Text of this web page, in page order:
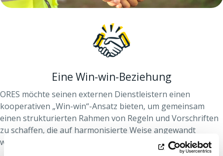
Eine Win-win-Beziehung
ORES möchte seinen externen Dienstleistern einen
kooperativen „Win-win“-Ansatz bieten, um gemeinsam
einen strukturierten Rahmen von Regeln und Vorschriften
zu schaffen, die auf harmonisierte Weise angewandt
werden.